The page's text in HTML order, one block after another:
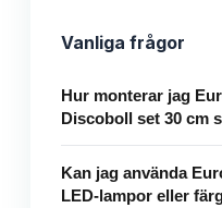
Vanliga frågor
Hur monterar jag
Discoboll set 30 cm
Kan jag använda
LED-lampor eller